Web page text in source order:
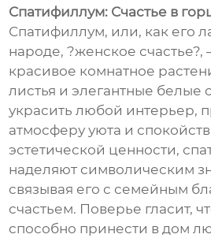
Спатифиллум: Счастье в
Спатифиллум, или, как его
народе, ?женское счастье?,
красивое комнатное
листья и элегантные белые
украсить любой интерьер,
атмосферу уюта и
эстетической ценности,
наделяют символическим
связывая его с семейным
счастьем. Поверье гласит,
способно принести в дом